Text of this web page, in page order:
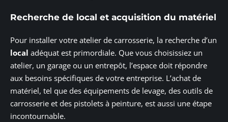
Recherche de local et acquisition du matériel
Pour installer votre atelier de carrosserie, la recherche d’un
local adéquat est primordiale. Que vous choisissiez un
atelier, un garage ou un entrepôt, l’espace doit répondre
aux besoins spécifiques de votre entreprise. L’achat de
matériel, tel que des équipements de levage, des outils de
carrosserie et des pistolets à peinture, est aussi une étape
incontournable.